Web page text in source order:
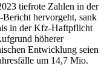
tiefrote Zahlen in der
hervorgeht, sank
in der Kfz-Haftpflicht
höherer
Entwicklung seien
um 14,7 Mio.